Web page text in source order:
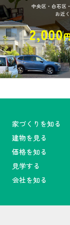
家づくりを知る
建物を見る
価格を知る
見学する
会社を知る